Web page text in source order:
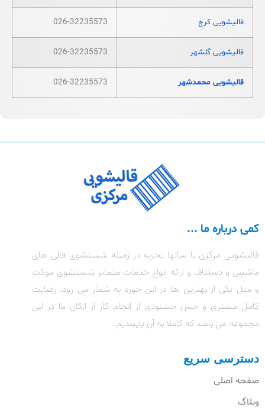
قالیشویی کرج 026-32235573
قالیشویی گلشهر 026-32235573
قالیشویی محمدشهر 026-32235573
کمی درباره ما ...
قالیشویی مرکزی با سالها تجربه در زمینه شستشوی قالی های
ماشینی و دستباف و ارائه انواع خدمات متمایز شستشوی موکت
و مبل یکی از بهترین ها در این حوزه به شمار می رود. رضایت
کامل مشتری و حس خشنودی از انجام کار از ارکان ما در این
مجموعه می باشد که کاملا به آن پایبندیم.
دسترسی سریع
صفحه اصلی
وبلاگ